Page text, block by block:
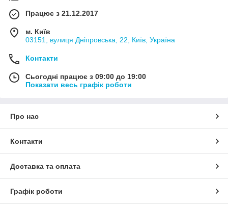
Працює з 21.12.2017
м. Київ
03151, вулиця Дніпровська, 22, Київ, Україна
Контакти
Сьогодні працює з 09:00 до 19:00
Показати весь графік роботи
Про нас
Контакти
Доставка та оплата
Графік роботи